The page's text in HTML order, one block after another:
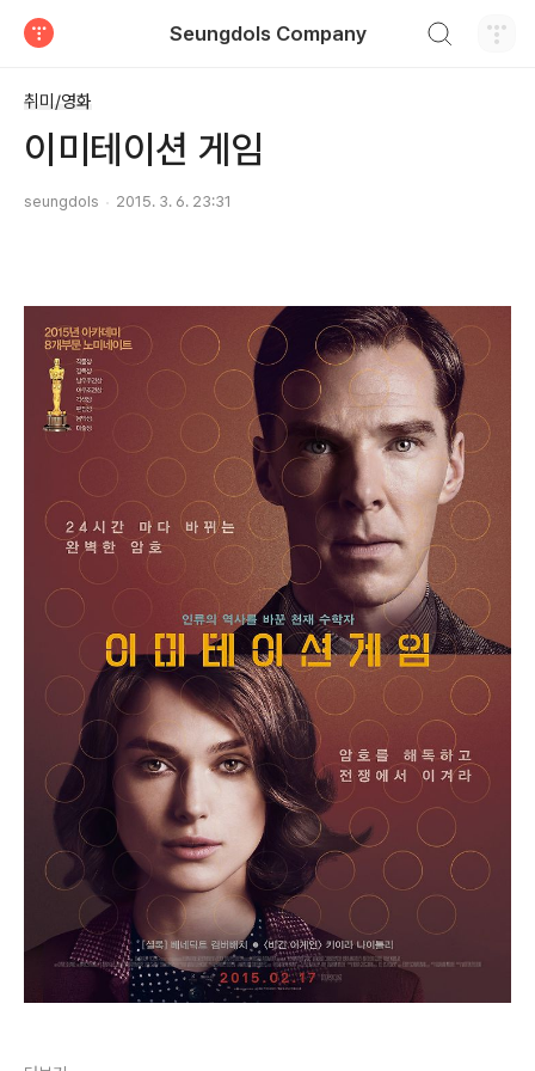
Seungdols Company
취미/영화
이미테이션 게임
seungdols 2015. 3. 6. 23:31